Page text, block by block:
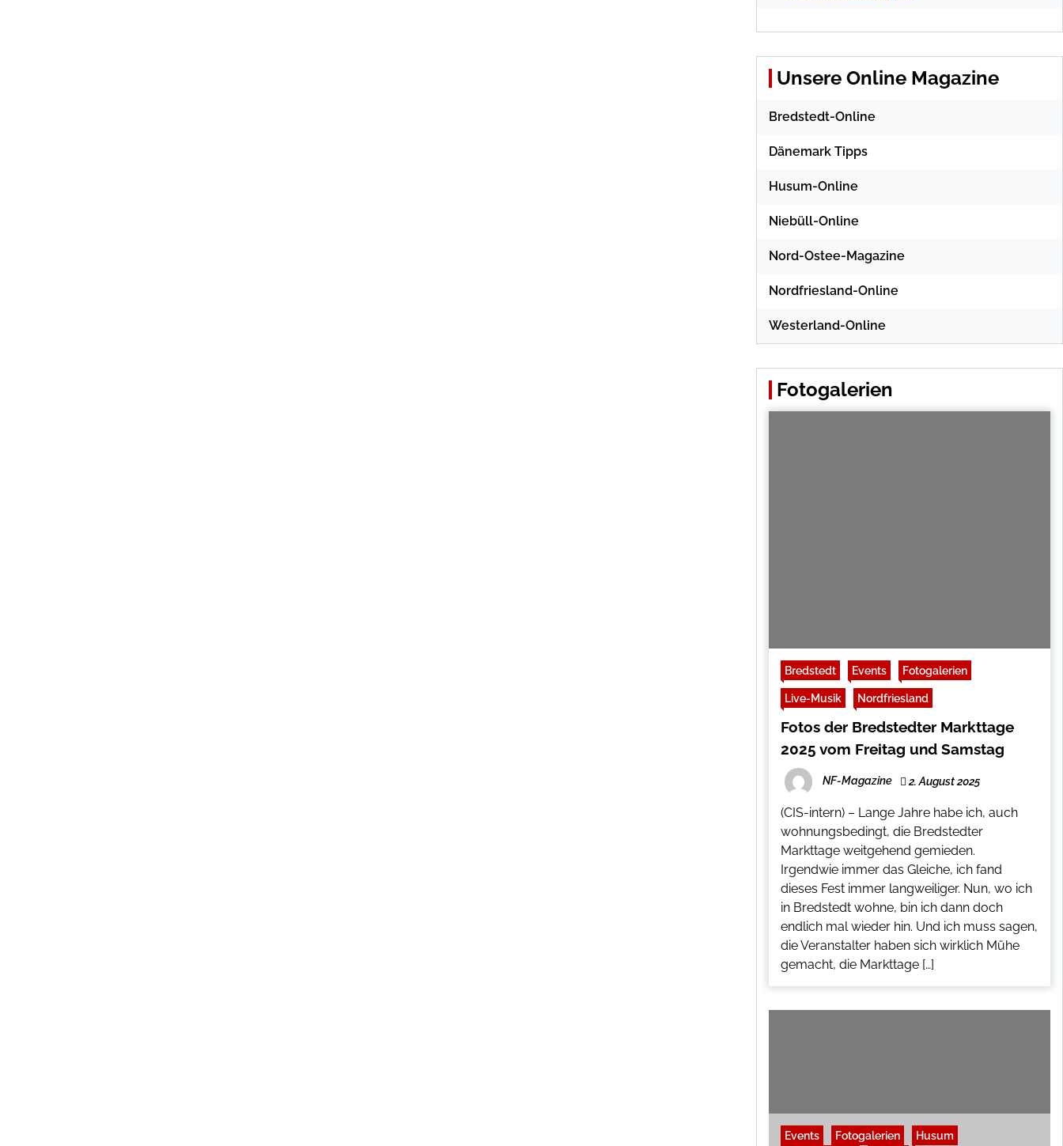
Unsere Online Magazine
Bredstedt-Online
Dänemark Tipps
Husum-Online
Niebüll-Online
Nord-Ostee-Magazine
Nordfriesland-Online
Westerland-Online
Fotogalerien
Bredstedt Events Fotogalerien
Live-Musik Nordfriesland
Fotos der Bredstedter Markttage
2025 vom Freitag und Samstag
NF-Magazine 2. August 2025
(CIS-intern) – Lange Jahre habe ich, auch
wohnungsbedingt, die Bredstedter
Markttage weitgehend gemieden.
Irgendwie immer das Gleiche, ich fand
dieses Fest immer langweiliger. Nun, wo ich
in Bredstedt wohne, bin ich dann doch
endlich mal wieder hin. Und ich muss sagen,
die Veranstalter haben sich wirklich Mühe
gemacht, die Markttage […]
Events Fotogalerien Husum